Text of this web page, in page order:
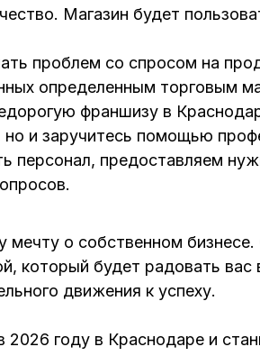
Магазин будет
проблем со спросом на
определенным торговым
франшизу в
но и заручитесь помощью
персонал, предоставляем
мечту о собственном
который будет радовать
движения к успеху.
2026 году в Краснодаре и